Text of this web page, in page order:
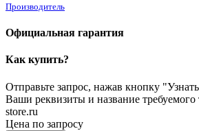
Производитель
Официальная гарантия
Как купить?
Отправьте запрос, нажав кнопку
Ваши реквизиты и название требуемого
store.ru
Цена по запросу